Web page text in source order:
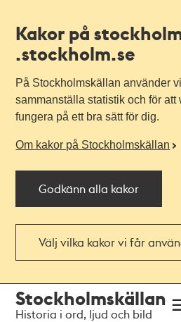
Kakor på
.stockholm.se
På Stockholmskällan använder
sammanställa statistik och för att
fungera på ett bra sätt för dig.
Om kakor på Stockholmskällan
Godkänn alla kakor
Välj vilka kakor vi får
navigationen
huvudinnehållet
Stockholmskällan
Historia i ord, ljud och bild